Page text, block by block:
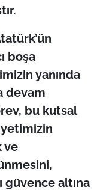
boşa
yanında
devam
bu kutsal
ve
güvence altına